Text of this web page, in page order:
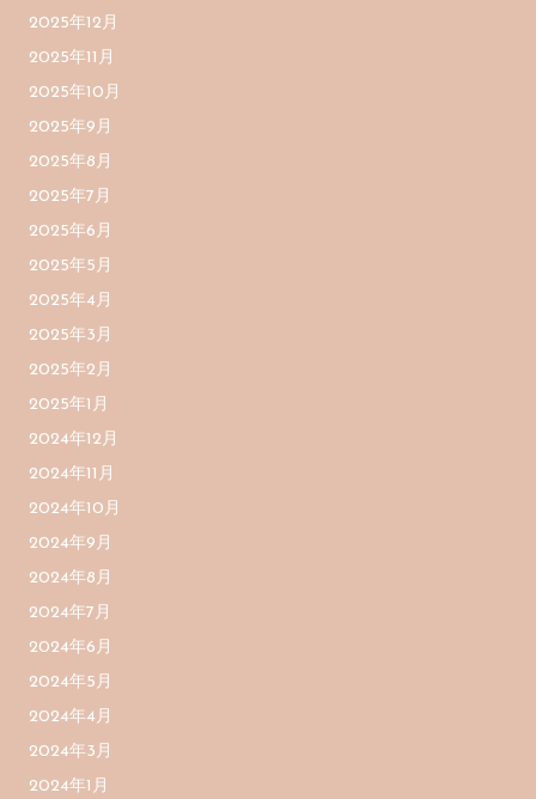
2025年12月
2025年11月
2025年10月
2025年9月
2025年8月
2025年7月
2025年6月
2025年5月
2025年4月
2025年3月
2025年2月
2025年1月
2024年12月
2024年11月
2024年10月
2024年9月
2024年8月
2024年7月
2024年6月
2024年5月
2024年4月
2024年3月
2024年1月